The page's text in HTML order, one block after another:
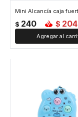
$ 240 $ 204